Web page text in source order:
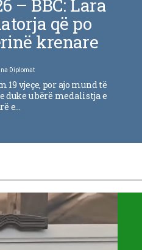
– BBC: Lara
që po
krenare
Diplomat
19 vjeçe, por ajo mund të
u bërë medalistja e
e…